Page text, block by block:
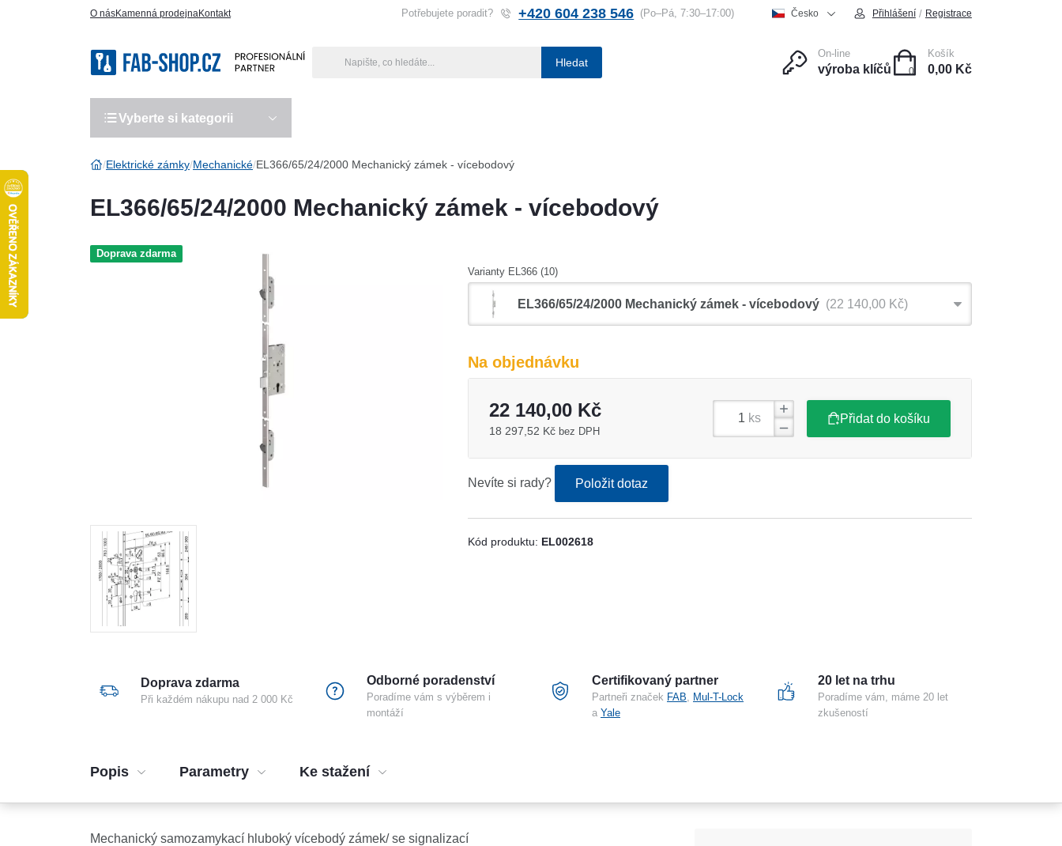
O násKamenná prodejnaKontakt Potřebujete poradit? +420 604 238 546 (Po–Pá, 7:30–17:00) Česko Přihlášení / Registrace
Hledat
On-line
výroba klíčů 0
Košík
0,00 Kč
Vyberte si kategorii
Elektrické zámky Mechanické EL366/65/24/2000 Mechanický zámek - vícebodový
EL366/65/24/2000 Mechanický zámek - vícebodový
Doprava zdarma
Varianty EL366 (10)
EL366/65/24/2000 Mechanický zámek - vícebodový 22 140,00 Kč
Na objednávku
22 140,00 Kč
18 297,52 Kč bez DPH
ks Přidat do košíku
Nevíte si rady? Položit dotaz
Kód produktu: EL002618
Doprava zdarma
Při každém nákupu nad 2 000 Kč
Odborné poradenství
Poradíme vám s výběrem i
montáží
Certifikovaný partner
Partneři značek FAB
Mul-T-Lock
a Yale
20 let na trhu
Poradíme vám, máme 20 let
zkušeností
Popis Parametry Ke stažení
Mechanický samozamykací hluboký vícebodý zámek/ se signalizací